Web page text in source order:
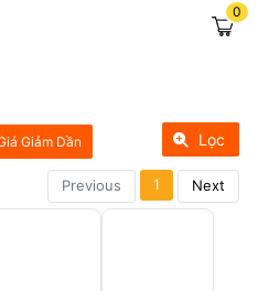
0
Giảm Dần Lọc
Previous 1 Next